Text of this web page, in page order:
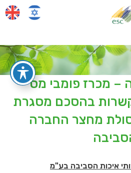
– מכרז פומבי מס
להתקשרות בהסכם מסגרת
מחצר החברה
איכות הסביבה בע"מ